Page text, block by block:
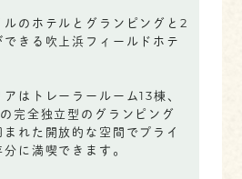
ルのホテルとグランピングと2
できる吹上浜フィールドホテ
はトレーラールーム13棟、
完全独立型のグランピング
れた開放的な空間でプライ
に満喫できます。